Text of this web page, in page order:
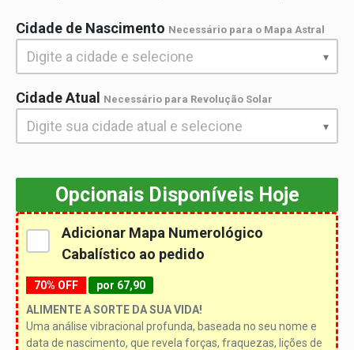
Cidade de Nascimento Necessário para o Mapa Astral
Cidade Atual Necessário para Revolução Solar
Opcionais Disponíveis Hoje
Adicionar Mapa Numerológico
Cabalístico ao pedido
70% OFF
por 67,90
ALIMENTE A SORTE DA SUA VIDA!
Uma análise vibracional profunda, baseada no seu nome e
data de nascimento, que revela forças, fraquezas, lições de